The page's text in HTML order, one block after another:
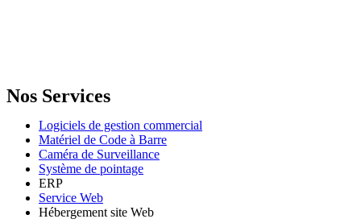
Nos Services
Logiciels de gestion commercial
Matériel de Code à Barre
Caméra de Surveillance
Système de pointage
ERP
Service Web
Hébergement site Web